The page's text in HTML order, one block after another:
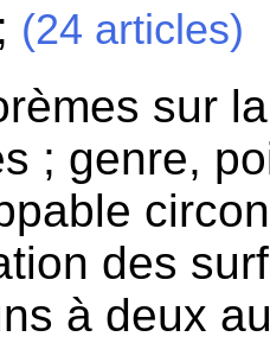
(24 articles)
sur
; genre,
des
à deux